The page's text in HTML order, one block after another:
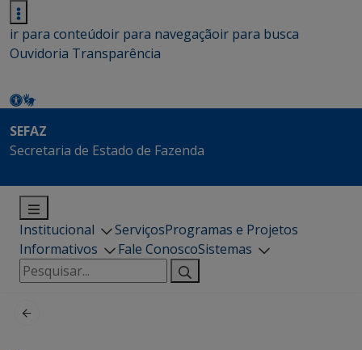
ir para conteúdoir para navegaçãoir para busca
Ouvidoria Transparência
SEFAZ
Secretaria de Estado de Fazenda
Institucional ServiçosProgramas e Projetos
Informativos
Fale ConoscoSistemas
Pesquisar
por: